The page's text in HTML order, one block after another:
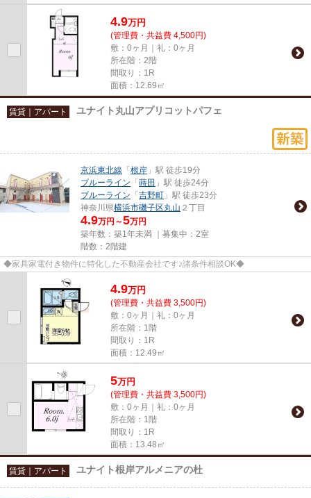
4.9万円
(管理費・共益費 4,500円)
敷：0ヶ月｜礼：0ヶ月
所在階：2階
間取り：1R
面積：12.69㎡
賃貸｜アパート ユナイト丸山アプリコットパフェ
京浜東北線 「 根岸 」駅 徒歩19分
ブルーライン 「 蒔田 」駅 徒歩24分
ブルーライン 「 吉野町 」駅 徒歩23分
神奈川県横浜市磯子区丸山 ２丁目
4.9万円～5万円
築年数：築1年未満 ｜募集中： 2室
階数：2階建
◆家具家電付き物件に特化した不動産会社です♪諸条件相談OK◆
4.9万円
(管理費・共益費 3,500円)
敷：0ヶ月｜礼：0ヶ月
所在階：1階
間取り：1R
面積：12.49㎡
5万円
(管理費・共益費 3,500円)
敷：0ヶ月｜礼：0ヶ月
所在階：1階
間取り：1R
面積：13.48㎡
賃貸｜アパート ユナイト根岸アルメニアの杜